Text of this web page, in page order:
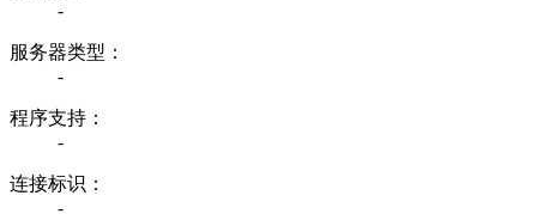
-
服务器类型：
-
程序支持：
-
连接标识：
-